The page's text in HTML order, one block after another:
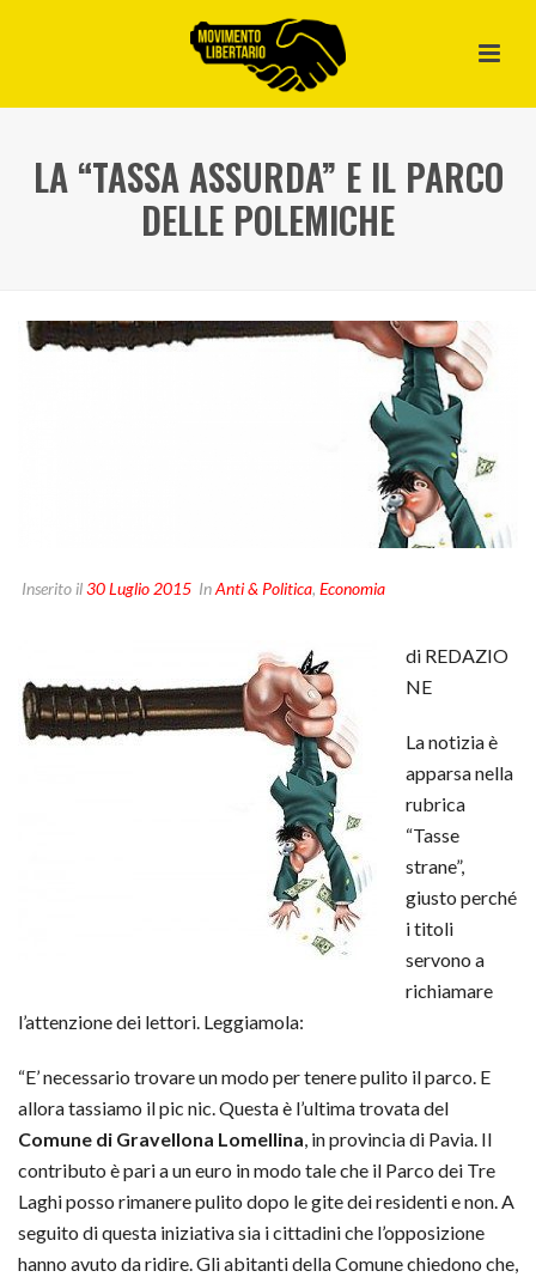
LA “TASSA ASSURDA” E IL PARCO
DELLE POLEMICHE
Inserito il30 Luglio 2015 InAnti & Politica, Economia
di REDAZIO
NE
La notizia è
apparsa nella
rubrica
“Tasse
strane”,
giusto perché
i titoli
servono a
richiamare
l’attenzione dei lettori. Leggiamola:
“E’ necessario trovare un modo per tenere pulito il parco. E
allora tassiamo il pic nic. Questa è l’ultima trovata del
Comune di Gravellona Lomellina , in provincia di Pavia. Il
contributo è pari a un euro in modo tale che il Parco dei Tre
Laghi posso rimanere pulito dopo le gite dei residenti e non. A
seguito di questa iniziativa sia i cittadini che l’opposizione
hanno avuto da ridire. Gli abitanti della Comune chiedono che,